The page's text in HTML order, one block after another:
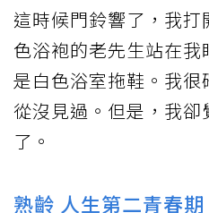
這時候門鈴響了，我
色浴袍的老先生站在
是白色浴室拖鞋。我
從沒見過。但是，我
了。
熟齡 人生第二青春期